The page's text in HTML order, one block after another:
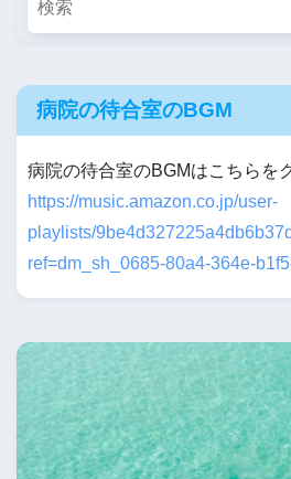
病院の待合室のBGM
病院の待合室のBGMはこちらを
https://music.amazon.co.jp/user-
playlists/
ref=dm_sh_0685-80a4-364e-